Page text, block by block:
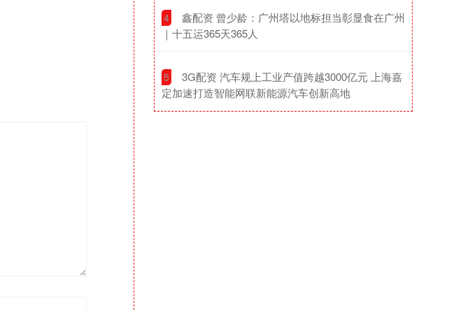
4
​鑫配资 曾少龄：广州塔以地标担当彰显食在广州
｜十五运365天365人
5
​3G配资 汽车规上工业产值跨越3000亿元 上海嘉
定加速打造智能网联新能源汽车创新高地